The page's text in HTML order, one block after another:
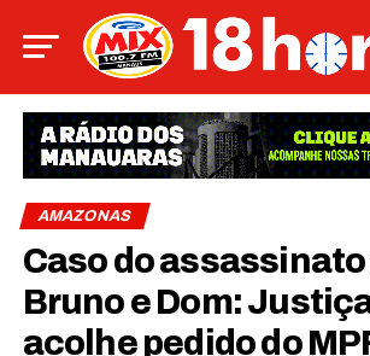
AMAZONAS
Caso do assassinato
Bruno e Dom:
acolhe pedido do